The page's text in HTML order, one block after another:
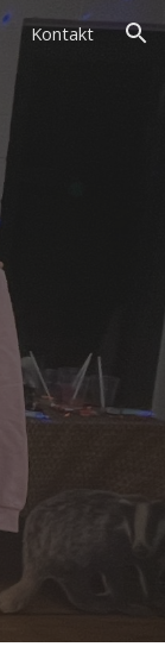
Kontakt